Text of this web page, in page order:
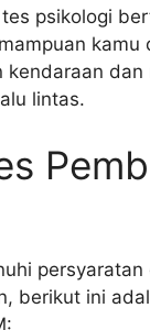
psikologi
kamu
kendaraan dan
lintas.
berikut ini